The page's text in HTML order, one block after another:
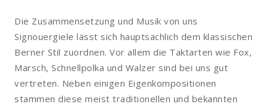
Die Zusammensetzung und Musik von uns
Signouergiele lässt sich hauptsächlich dem klassischen
Berner Stil zuordnen. Vor allem die Taktarten wie Fox,
Marsch, Schnellpolka und Walzer sind bei uns gut
vertreten. Neben einigen Eigenkompositionen
stammen diese meist traditionellen und bekannten